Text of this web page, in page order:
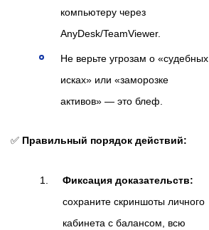
компьютеру через
AnyDesk/TeamViewer.
Не верьте угрозам о «судебных
исках» или «заморозке
активов» — это блеф.
✅ Правильный порядок действий:
Фиксация доказательств:
сохраните скриншоты личного
кабинета с балансом, всю